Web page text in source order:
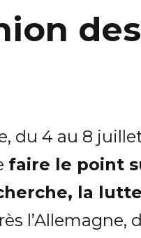
du 4 au 8
faire le point
la